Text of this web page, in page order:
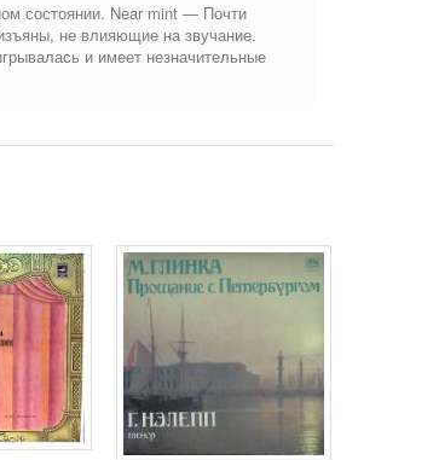
состоянии. Near mint — Почти
не влияющие на звучание.
и имеет незначительные